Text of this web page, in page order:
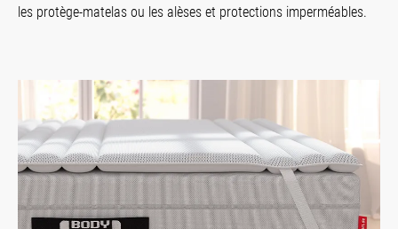
les protège-matelas ou les alèses et protections imperméables.